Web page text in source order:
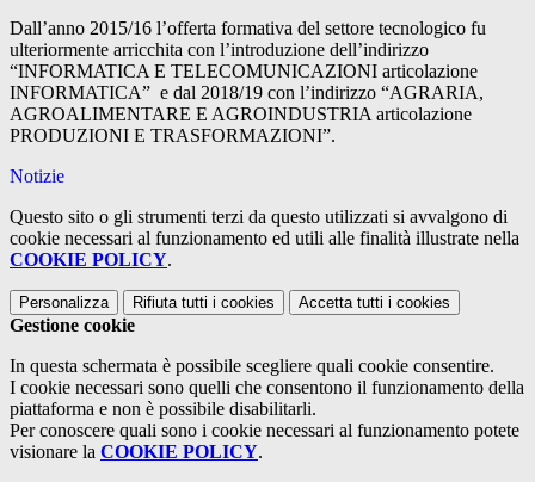
Dall’anno 2015/16 l’offerta formativa del settore tecnologico fu
ulteriormente arricchita con l’introduzione dell’indirizzo
“INFORMATICA E TELECOMUNICAZIONI articolazione
INFORMATICA” e dal 2018/19 con l’indirizzo “AGRARIA,
AGROALIMENTARE E AGROINDUSTRIA articolazione
PRODUZIONI E TRASFORMAZIONI”.
Notizie
Questo sito o gli strumenti terzi da questo utilizzati si avvalgono di
cookie necessari al funzionamento ed utili alle finalità illustrate nella
COOKIE POLICY.
Personalizza Rifiuta tutti i cookies Accetta tutti i cookies
Gestione cookie
In questa schermata è possibile scegliere quali cookie consentire.
I cookie necessari sono quelli che consentono il funzionamento della
piattaforma e non è possibile disabilitarli.
Per conoscere quali sono i cookie necessari al funzionamento potete
visionare la COOKIE POLICY.